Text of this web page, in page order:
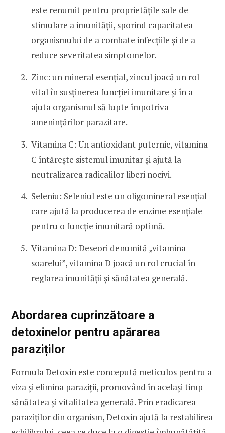
este renumit pentru proprietățile sale de
stimulare a imunității, sporind capacitatea
organismului de a combate infecțiile și de a
reduce severitatea simptomelor.
Zinc: un mineral esențial, zincul joacă un rol
vital în susținerea funcției imunitare și în a
ajuta organismul să lupte împotriva
amenințărilor parazitare.
Vitamina C: Un antioxidant puternic, vitamina
C întărește sistemul imunitar și ajută la
neutralizarea radicalilor liberi nocivi.
Seleniu: Seleniul este un oligomineral esențial
care ajută la producerea de enzime esențiale
pentru o funcție imunitară optimă.
Vitamina D: Deseori denumită „vitamina
soarelui”, vitamina D joacă un rol crucial în
reglarea imunității și sănătatea generală.
Abordarea cuprinzătoare a
detoxinelor pentru apărarea
paraziților
Formula Detoxin este concepută meticulos pentru a
viza și elimina paraziții, promovând în același timp
sănătatea și vitalitatea generală. Prin eradicarea
paraziților din organism, Detoxin ajută la restabilirea